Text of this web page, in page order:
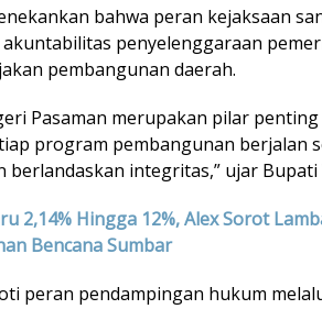
bahwa peran kejaksaan
akuntabilitas penyelenggaraan
pembangunan daerah.
Pasaman merupakan pilar penting
program pembangunan berjalan
berlandaskan integritas,” ujar Bupati
2,14% Hingga 12%, Alex Sorot
Bencana Sumbar
peran pendampingan hukum